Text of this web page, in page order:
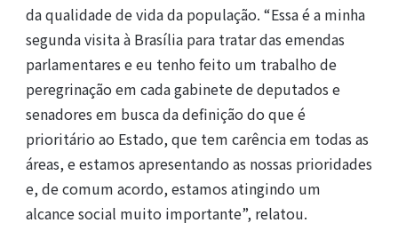
da qualidade de vida da população. “Essa é a minha
segunda visita à Brasília para tratar das emendas
parlamentares e eu tenho feito um trabalho de
peregrinação em cada gabinete de deputados e
senadores em busca da definição do que é
prioritário ao Estado, que tem carência em todas as
áreas, e estamos apresentando as nossas prioridades
e, de comum acordo, estamos atingindo um
alcance social muito importante”, relatou.